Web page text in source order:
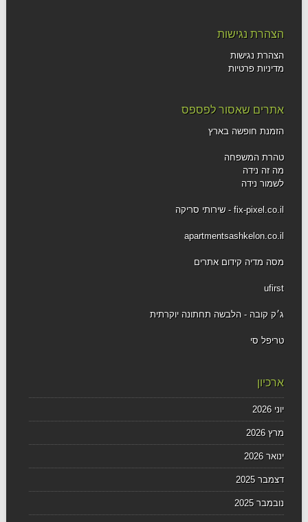
הצהרת נגישות
הצהרת נגישות
מדיניות פרטיות
אתרים שאסור לפספס
הזמנת חופשה בארץ
טהרת המשפחה
מה זה נידה
לשמור נידה
fix-pixel.co.il - שירותי סריקה
apartmentsashkelon.co.il
מסה מדיה קידום אתרים
ufirst
ג׳ק קובה - הלבשה תחתונה יוקרתית
טריפל סי
ארכיון
יוני 2026
מרץ 2026
ינואר 2026
דצמבר 2025
נובמבר 2025